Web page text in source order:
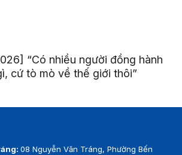
“Có nhiều người đồng hành
cứ tò mò về thế giới thôi”
08 Nguyễn Văn Tráng, Phường Bến